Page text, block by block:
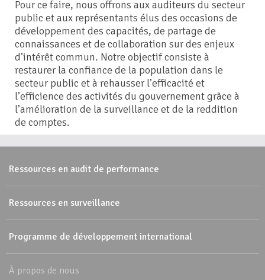
Pour ce faire, nous offrons aux auditeurs du secteur
public et aux représentants élus des occasions de
développement des capacités, de partage de
connaissances et de collaboration sur des enjeux
d’intérêt commun. Notre objectif consiste à
restaurer la confiance de la population dans le
secteur public et à rehausser l’efficacité et
l’efficience des activités du gouvernement grâce à
l’amélioration de la surveillance et de la reddition
de comptes.
Ressources en audit de performance
Ressources en surveillance
Programme de développement international
À propos de nous